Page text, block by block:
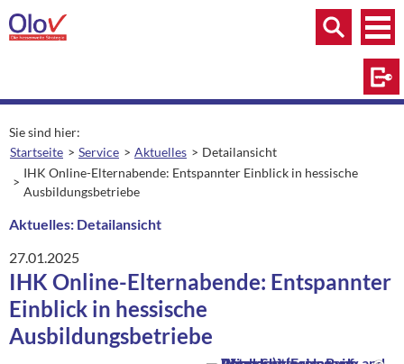
Zum Inhalt springen
Menü
Menü
Suche
Sie sind hier:
Startseite
Service Aktuelles aktuelle Seite:
Detailansicht
IHK Online-Elternabende: Entspannter Einblick in hessische
Ausbildungsbetriebe
Aktuelles: Detailansicht
27.01.2025
IHK Online-Elternabende: Entspannter
Einblick in hessische
Ausbildungsbetriebe